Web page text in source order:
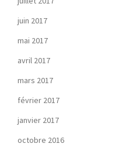
juin 2017
mai 2017
avril 2017
mars 2017
février 2017
janvier 2017
octobre 2016